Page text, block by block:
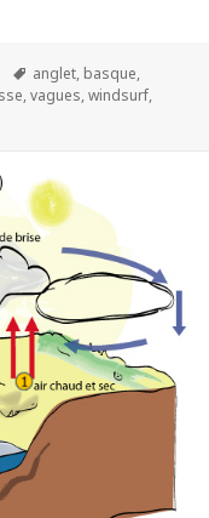
Tags
anglet, basque,
,vagues,windsurf,
et Sud Landais : Le Kite